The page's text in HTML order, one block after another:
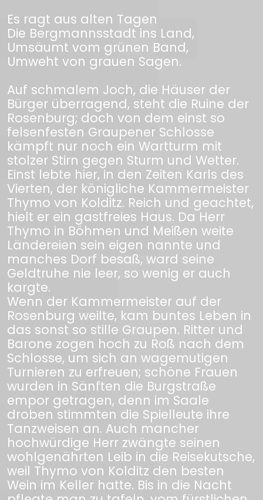
Es ragt aus alten Tagen
Die Bergmannsstadt ins Land,
Umsäumt vom grünen Band,
Umweht von grauen Sagen.
Auf schmalem Joch, die Häuser der
Bürger überragend, steht die Ruine der
Rosenburg; doch von dem einst so
felsenfesten Graupener Schlosse
kämpft nur noch ein Wartturm mit
stolzer Stirn gegen Sturm und Wetter.
Einst lebte hier, in den Zeiten Karls des
Vierten, der königliche Kammermeister
Thymo von Kolditz. Reich und geachtet,
hielt er ein gastfreies Haus. Da Herr
Thymo in Böhmen und Meißen weite
Ländereien sein eigen nannte und
manches Dorf besaß, ward seine
Geldtruhe nie leer, so wenig er auch
kargte.
Wenn der Kammermeister auf der
Rosenburg weilte, kam buntes Leben in
das sonst so stille Graupen. Ritter und
Barone zogen hoch zu Roß nach dem
Schlosse, um sich an wagemutigen
Turnieren zu erfreuen; schöne Frauen
wurden in Sänften die Burgstraße
empor getragen, denn im Saale
droben stimmten die Spielleute ihre
Tanzweisen an. Auch mancher
hochwürdige Herr zwängte seinen
wohlgenährten Leib in die Reisekutsche,
weil Thymo von Kolditz den besten
Wein im Keller hatte. Bis in die Nacht